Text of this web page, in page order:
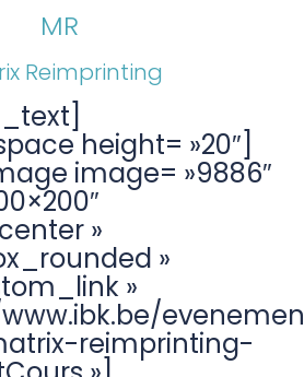
MR
Reimprinting
height= »20″]
image= »9886″
»
»
»
reimprinting-